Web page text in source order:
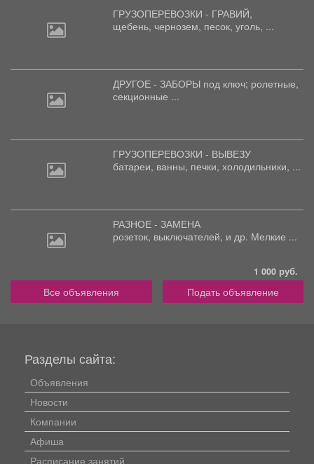
ГРУЗОПЕРЕВОЗКИ - ГРАВИЙ,
щебень, чернозем, песок, уголь, ...
ДРУГОЕ - ЗАБОРЫ под ключ; ролетные,
секционные ...
ГРУЗОПЕРЕВОЗКИ - ВЫВЕЗУ
батареи, ванны, печки, холодильники, ...
РАЗНОЕ - ЗАМЕНА
розеток, выключателей, и др. Мелкие ...
1 000 руб.
Все объявления Подать объявление
Разделы сайта:
Объявления
Новости
Компании
Афиша
Расписание занятий